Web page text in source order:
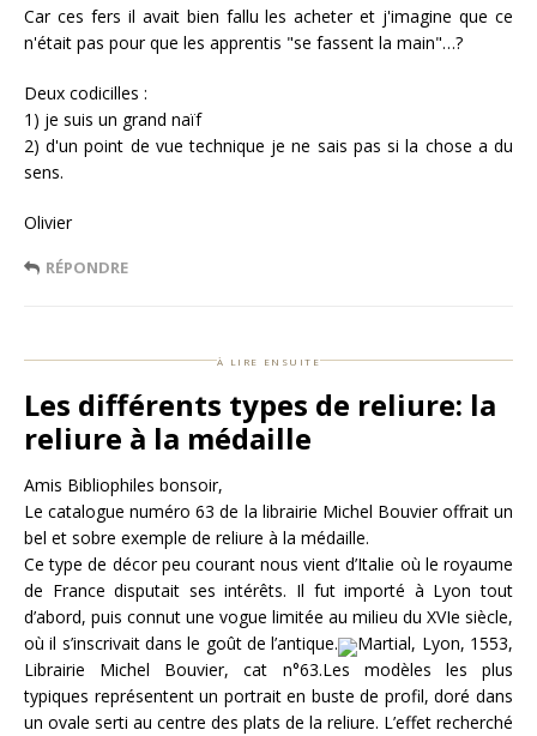
Car ces fers il avait bien fallu les acheter et j'imagine que ce
n'était pas pour que les apprentis "se fassent la main"…?
Deux codicilles :
1) je suis un grand naïf
2) d'un point de vue technique je ne sais pas si la chose a du
sens.
Olivier
RÉPONDRE
à lire ensuite
Les différents types de reliure: la
reliure à la médaille
Amis Bibliophiles bonsoir,
Le catalogue numéro 63 de la librairie Michel Bouvier offrait un
bel et sobre exemple de reliure à la médaille.
Ce type de décor peu courant nous vient d’Italie où le royaume
de France disputait ses intérêts. Il fut importé à Lyon tout
d’abord, puis connut une vogue limitée au milieu du XVIe siècle,
où il s’inscrivait dans le goût de l’antique.
Martial, Lyon, 1553,
Librairie Michel Bouvier, cat n°63.Les modèles les plus
typiques représentent un portrait en buste de profil, doré dans
un ovale serti au centre des plats de la reliure. L’effet recherché